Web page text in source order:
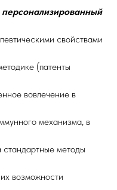
свойствами
(патенты
вовлечение в
механизма, в
стандартные методы
возможности